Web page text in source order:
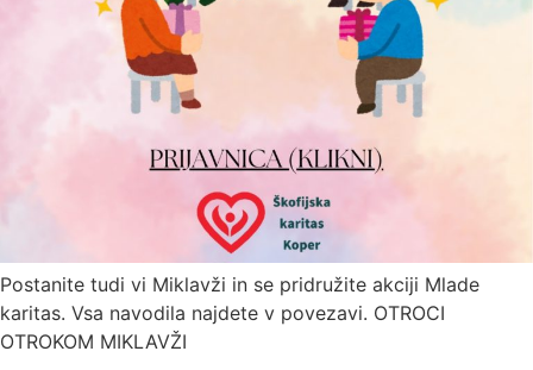
Postanite tudi vi Miklavži in se pridružite akciji Mlade
karitas. Vsa navodila najdete v povezavi. OTROCI
OTROKOM MIKLAVŽI